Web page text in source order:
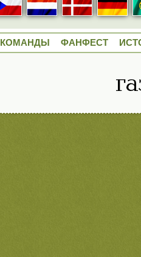
КОМАНДЫ ФАНФЕСТ